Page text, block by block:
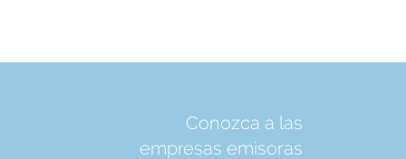
Conozca a las
empresas emisoras